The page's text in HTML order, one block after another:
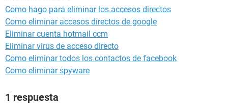
Como hago para eliminar los accesos directos
Como eliminar accesos directos de google
Eliminar cuenta hotmail ccm
Eliminar virus de acceso directo
Como eliminar todos los contactos de facebook
Como eliminar spyware
1 respuesta